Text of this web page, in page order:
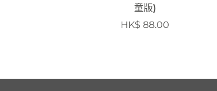
童版)
HK$ 88.00